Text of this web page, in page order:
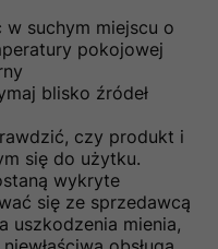
suchym miejscu o
pokojowej
blisko źródeł
czy produkt i
się do użytku.
wykryte
się ze sprzedawcą
uszkodzenia mienia,